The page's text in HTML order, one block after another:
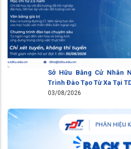
Sở Hữu Bằng Cử Nhân
Trình Đào Tạo Từ Xa Tại
03/08/2026